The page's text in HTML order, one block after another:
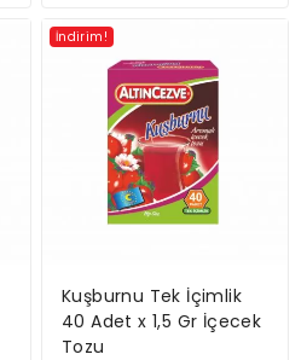
İndirim!
Kuşburnu Tek İçimlik
40 Adet x 1,5 Gr İçecek
Tozu